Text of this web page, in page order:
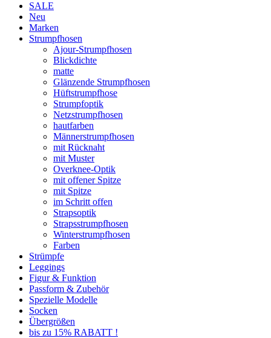
SALE
Neu
Marken
Strumpfhosen
Ajour-Strumpfhosen
Blickdichte
matte
Glänzende Strumpfhosen
Hüftstrumpfhose
Strumpfoptik
Netzstrumpfhosen
hautfarben
Männerstrumpfhosen
mit Rücknaht
mit Muster
Overknee-Optik
mit offener Spitze
mit Spitze
im Schritt offen
Strapsoptik
Strapsstrumpfhosen
Winterstrumpfhosen
Farben
Strümpfe
Leggings
Figur & Funktion
Passform & Zubehör
Spezielle Modelle
Socken
Übergrößen
bis zu 15% RABATT !